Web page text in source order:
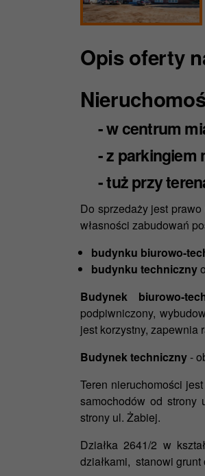
Opis oferty
- w centrum
- z parkingiem
- tuż przy
Do sprzedaży jest
własności zabudowań
budynku biurowo-
budynku techniczny
Budynek biurowo-
podpiwniczony,
jest korzystny, zapewnia
Budynek techniczny-
Teren nieruchomości
samochodów od strony
strony ul. Żabiej.
Działka 2641/2 w
działkami, stanowi